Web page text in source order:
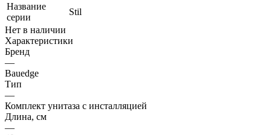
Название
серии
Stil
Нет в наличии
Характеристики
Бренд
—
Bauedge
Тип
—
Комплект унитаза c инсталляцией
Длина, см
—